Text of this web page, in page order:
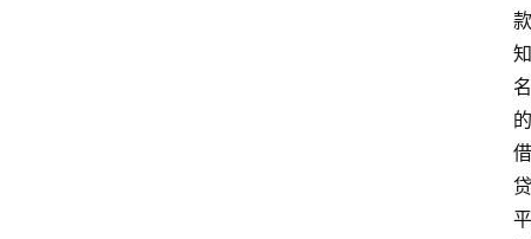
款
知
名
的
借
贷
平